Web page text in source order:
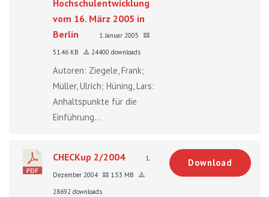
Hochschulentwicklung
vom 16. März 2005 in
Berlin
1. Januar 2005
51.46 KB
24400 downloads
Autoren: Ziegele, Frank;
Müller, Ulrich; Hüning, Lars:
Anhaltspunkte für die
Einführung...
CHECKup 2/2004
1.
Dezember 2004
1.53 MB
28692 downloads
Download